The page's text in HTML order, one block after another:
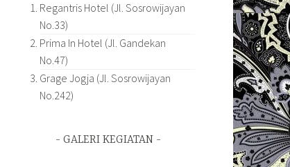
Regantris Hotel (Jl. Sosrowijayan
No.33)
Prima In Hotel (Jl. Gandekan
No.47)
Grage Jogja (Jl. Sosrowijayan
No.242)
GALERI KEGIATAN